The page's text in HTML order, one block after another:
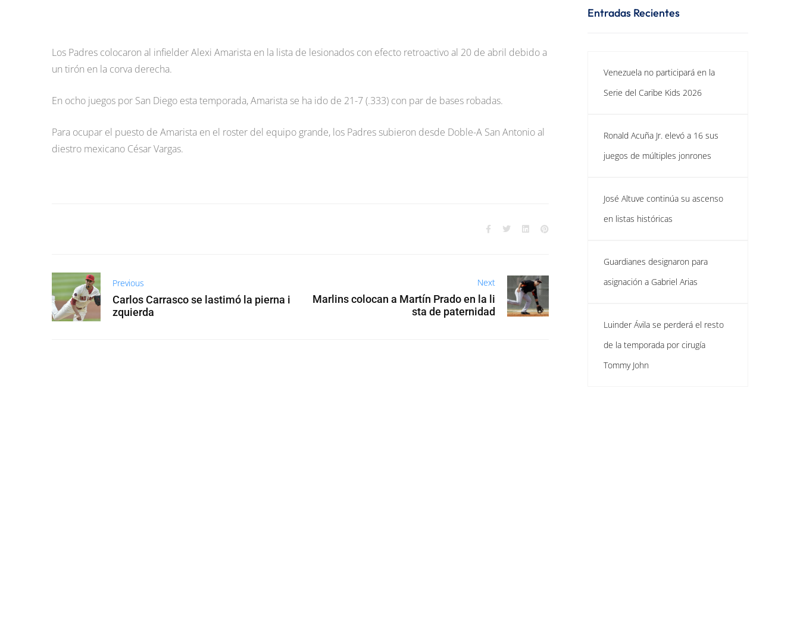
Los Padres colocaron al infielder Alexi Amarista en la lista de lesionados con efecto retroactivo al 20 de abril debido a
un tirón en la corva derecha.
En ocho juegos por San Diego esta temporada, Amarista se ha ido de 21-7 (.333) con par de bases robadas.
Para ocupar el puesto de Amarista en el roster del equipo grande, los Padres subieron desde Doble-A San Antonio al
diestro mexicano César Vargas.
Previous
Carlos Carrasco se lastimó la pierna i
zquierda
Next
Marlins colocan a Martín Prado en la li
sta de paternidad
Entradas Recientes
Venezuela no participará en la
Serie del Caribe Kids 2026
Ronald Acuña Jr. elevó a 16 sus
juegos de múltiples jonrones
José Altuve continúa su ascenso
en listas históricas
Guardianes designaron para
asignación a Gabriel Arias
Luinder Ávila se perderá el resto
de la temporada por cirugía
Tommy John